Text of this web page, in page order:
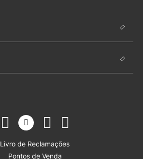
Livro de Reclamações
Pontos de Venda